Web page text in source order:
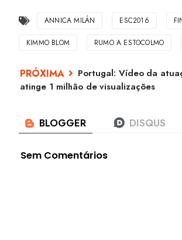
ANNICA MILÁN ESC2016
KIMMO BLOM RUMO A ESTOCOLMO
Portugal: Vídeo da
atinge 1 milhão de visualizações
Sem Comentários